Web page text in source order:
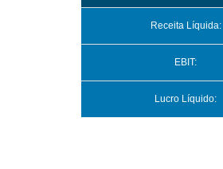
Receita Líquida:
EBIT:
Lucro Líquido: